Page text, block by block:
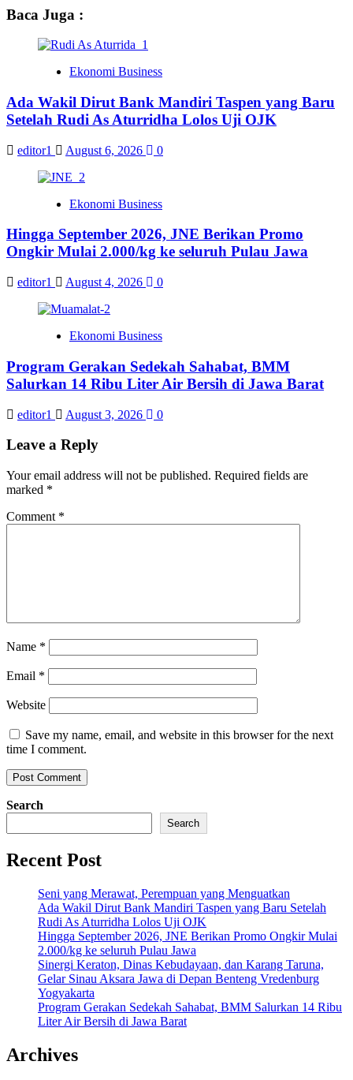
Baca Juga :
Ekonomi Business
Ada Wakil Dirut Bank Mandiri Taspen yang Baru
Setelah Rudi As Aturridha Lolos Uji OJK
editor1 August 6, 2026 0
Ekonomi Business
Hingga September 2026, JNE Berikan Promo
Ongkir Mulai 2.000/kg ke seluruh Pulau Jawa
editor1 August 4, 2026 0
Ekonomi Business
Program Gerakan Sedekah Sahabat, BMM
Salurkan 14 Ribu Liter Air Bersih di Jawa Barat
editor1 August 3, 2026 0
Leave a Reply
Your email address will not be published. Required fields are
marked *
Comment *
Name *
Email *
Website
Save my name, email, and website in this browser for the next
time I comment.
Search
Search
Recent Post
Seni yang Merawat, Perempuan yang Menguatkan
Ada Wakil Dirut Bank Mandiri Taspen yang Baru Setelah
Rudi As Aturridha Lolos Uji OJK
Hingga September 2026, JNE Berikan Promo Ongkir Mulai
2.000/kg ke seluruh Pulau Jawa
Sinergi Keraton, Dinas Kebudayaan, dan Karang Taruna,
Gelar Sinau Aksara Jawa di Depan Benteng Vredenburg
Yogyakarta
Program Gerakan Sedekah Sahabat, BMM Salurkan 14 Ribu
Liter Air Bersih di Jawa Barat
Archives